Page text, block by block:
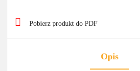
Pobierz produkt do PDF
Opis